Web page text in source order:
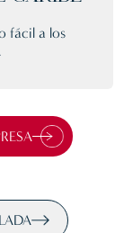
fácil a los